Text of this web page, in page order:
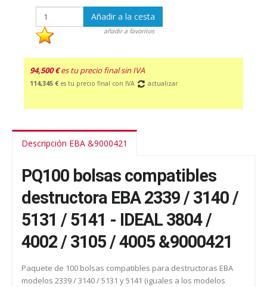
Añadir a la cesta
añadir a favoritos
94,500 € es tu precio final sin IVA
114,345 € es tu precio final con IVA actualizar
Descripción EBA &9000421
PQ100 bolsas compatibles
destructora EBA 2339 / 3140 /
5131 / 5141 - IDEAL 3804 /
4002 / 3105 / 4005 &9000421
Paquete de 100 bolsas compatibles para destructoras EBA
modelos 2339 / 3140 / 5131 y 5141 (iguales a los modelos